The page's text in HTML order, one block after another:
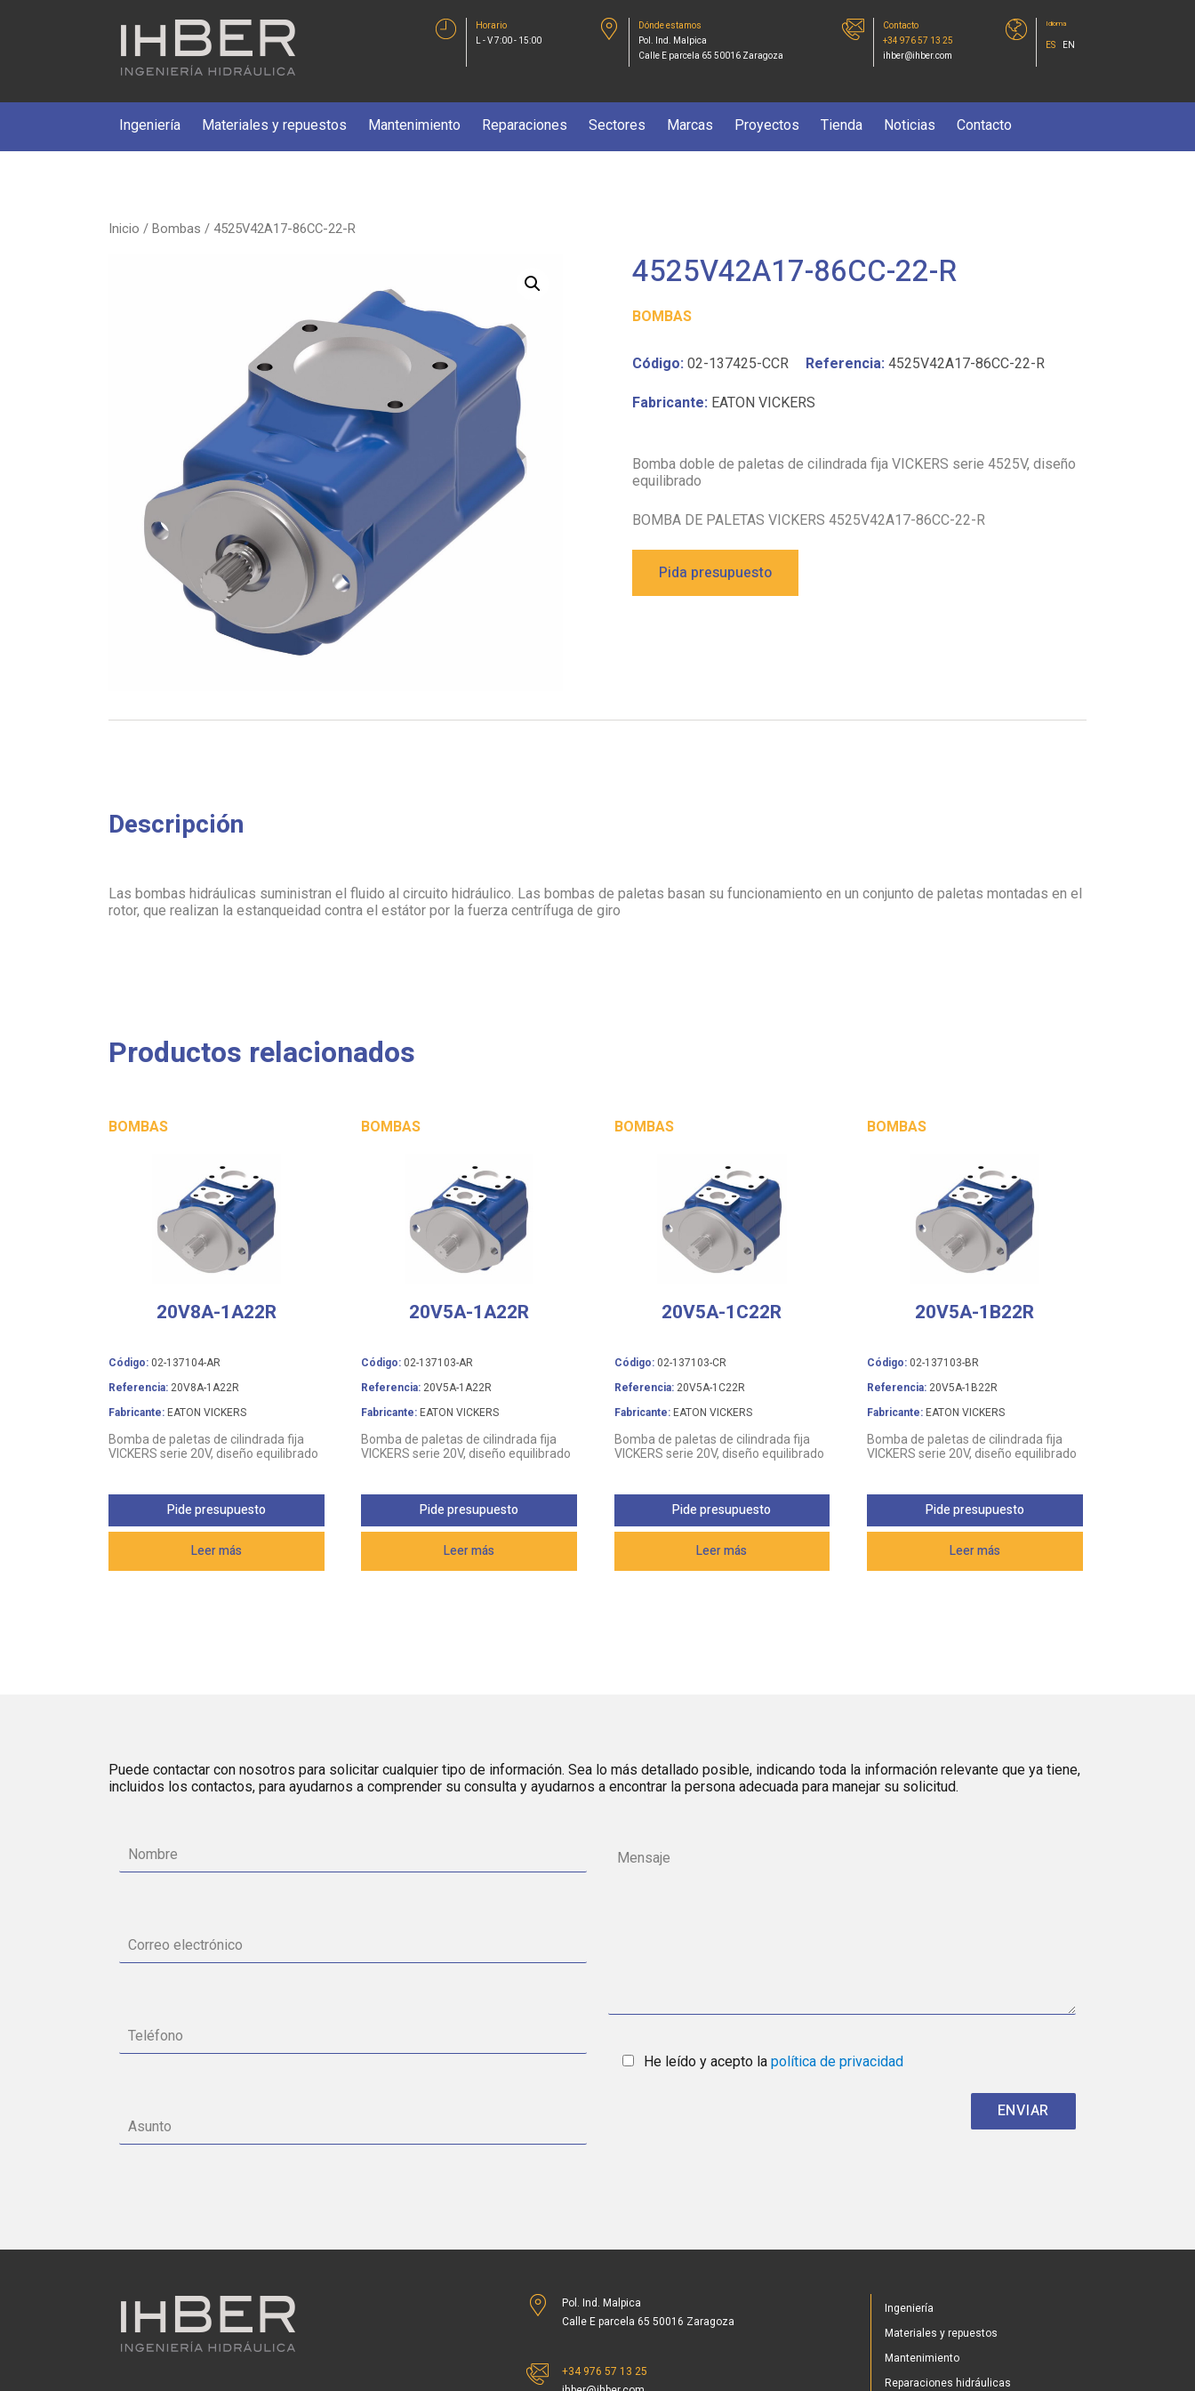
Horario
L - V 7:00 - 15:00
Dónde estamos
Pol. Ind. Malpica
Calle E parcela 65 50016 Zaragoza
Contacto
+34 976 57 13 25
ihber@ihber.com
Idioma
ES EN
Ingeniería Materiales y repuestos Mantenimiento Reparaciones Sectores Marcas Proyectos Tienda Noticias Contacto
Inicio / Bombas / 4525V42A17-86CC-22-R
4525V42A17-86CC-22-R
BOMBAS
Código: 02-137425-CCR Referencia: 4525V42A17-86CC-22-R
Fabricante: EATON VICKERS
Bomba doble de paletas de cilindrada fija VICKERS serie 4525V, diseño
equilibrado
BOMBA DE PALETAS VICKERS 4525V42A17-86CC-22-R
Pida presupuesto
Descripción
Las bombas hidráulicas suministran el fluido al circuito hidráulico. Las bombas de paletas basan su funcionamiento en un conjunto de paletas montadas en el
rotor, que realizan la estanqueidad contra el estátor por la fuerza centrífuga de giro
Productos relacionados
BOMBAS
20V8A-1A22R
Código: 02-137104-AR
Referencia: 20V8A-1A22R
Fabricante: EATON VICKERS
Bomba de paletas de cilindrada fija
VICKERS serie 20V, diseño equilibrado
Leer más
Pide presupuesto
BOMBAS
20V5A-1A22R
Código: 02-137103-AR
Referencia: 20V5A-1A22R
Fabricante: EATON VICKERS
Bomba de paletas de cilindrada fija
VICKERS serie 20V, diseño equilibrado
Leer más
Pide presupuesto
BOMBAS
20V5A-1C22R
Código:02-137103-CR
Referencia:20V5A-1C22R
Fabricante:EATON VICKERS
Bomba de paletas de cilindrada fija
VICKERS serie 20V, diseño equilibrado
Leer más
Pide presupuesto
BOMBAS
20V5A-1B22R
Código: 02-137103-BR
Referencia: 20V5A-1B22R
Fabricante: EATON VICKERS
Bomba de paletas de cilindrada fija
VICKERS serie 20V, diseño equilibrado
Leer más
Pide presupuesto
Puede contactar con nosotros para solicitar cualquier tipo de información. Sea lo más detallado posible, indicando toda la información relevante que ya tiene,
incluidos los contactos, para ayudarnos a comprender su consulta y ayudarnos a encontrar la persona adecuada para manejar su solicitud.
He leído y acepto la política de privacidad
Pol. Ind. Malpica
Calle E parcela 65 50016 Zaragoza
+34 976 57 13 25
Ingeniería
Materiales y repuestos
Mantenimiento
Reparaciones hidráulicas